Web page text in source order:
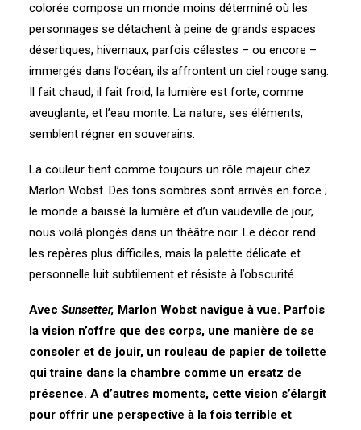
colorée compose un monde moins déterminé où les
personnages se détachent à peine de grands espaces
désertiques, hivernaux, parfois célestes – ou encore –
immergés dans l’océan, ils affrontent un ciel rouge sang.
Il fait chaud, il fait froid, la lumière est forte, comme
aveuglante, et l’eau monte. La nature, ses éléments,
semblent régner en souverains.
La couleur tient comme toujours un rôle majeur chez
Marlon Wobst. Des tons sombres sont arrivés en force ;
le monde a baissé la lumière et d’un vaudeville de jour,
nous voilà plongés dans un théâtre noir. Le décor rend
les repères plus difficiles, mais la palette délicate et
personnelle luit subtilement et résiste à l’obscurité.
Avec Sunsetter, Marlon Wobst navigue à vue. Parfois
la vision n’offre que des corps, une manière de se
consoler et de jouir, un rouleau de papier de toilette
qui traine dans la chambre comme un ersatz de
présence. A d’autres moments, cette vision s’élargit
pour offrir une perspective à la fois terrible et